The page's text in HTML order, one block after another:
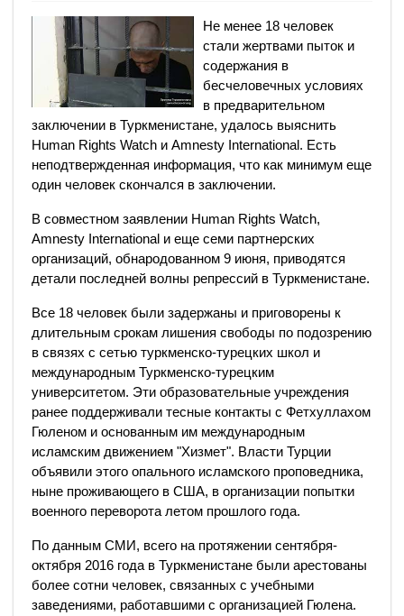
Не менее 18 человек
стали жертвами пыток и
содержания в
бесчеловечных условиях
в предварительном
заключении в Туркменистане, удалось выяснить
Human Rights Watch и Amnesty International. Есть
неподтвержденная информация, что как минимум еще
один человек скончался в заключении.
В совместном заявлении Human Rights Watch,
Amnesty International и еще семи партнерских
организаций, обнародованном 9 июня, приводятся
детали последней волны репрессий в Туркменистане.
Все 18 человек были задержаны и приговорены к
длительным срокам лишения свободы по подозрению
в связях с сетью туркменско-турецких школ и
международным Туркменско-турецким
университетом. Эти образовательные учреждения
ранее поддерживали тесные контакты с Фетхуллахом
Гюленом и основанным им международным
исламским движением "Хизмет". Власти Турции
объявили этого опального исламского проповедника,
ныне проживающего в США, в организации попытки
военного переворота летом прошлого года.
По данным СМИ, всего на протяжении сентября-
октября 2016 года в Туркменистане были арестованы
более сотни человек, связанных с учебными
заведениями, работавшими с организацией Гюлена.